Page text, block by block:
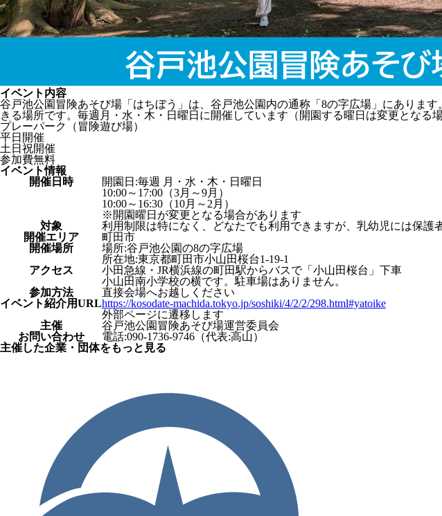
イベント内容
谷戸池公園冒険あそび場「はちぼう」は、谷戸池公園内の通称「8の字広場」にありま
きる場所です。毎週月・水・木・日曜日に開催しています（開園する曜日は変更となる
プレーパーク（冒険遊び場）
平日開催
土日祝開催
参加費無料
イベント情報
開催日時
開園日:毎週 月・水・木・日曜日
10:00～17:00（3月～9月）
10:00～16:30（10月～2月）
※開園曜日が変更となる場合があります
対象
利用制限は特になく、どなたでも利用できますが、乳幼児には保護
開催エリア
町田市
開催場所
場所:谷戸池公園の8の字広場
所在地:東京都町田市小山田桜台1-19-1
アクセス
小田急線・JR横浜線の町田駅からバスで「小山田桜台」下車
小山田南小学校の横です。駐車場はありません。
参加方法
直接会場へお越しください
イベント紹介⽤URLhttps://kosodate-machida.tokyo.jp/soshiki/4/2/2/298.html#yatoike
外部ページに遷移します
主催
谷戸池公園冒険あそび場運営委員会
お問い合わせ
電話:090-1736-9746（代表:高山）
主催した企業・団体をもっと見る